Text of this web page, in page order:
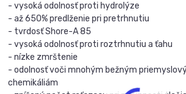
- vysoká odolnosť proti hydrolýze
- až 650% predlženie pri pretrhnutiu
- tvrdosť Shore-A 85
- vysoká odolnosť proti roztrhnutiu a ťahu
- nízke zmrštenie
- odolnosť voči mnohým bežným
chemikáliám